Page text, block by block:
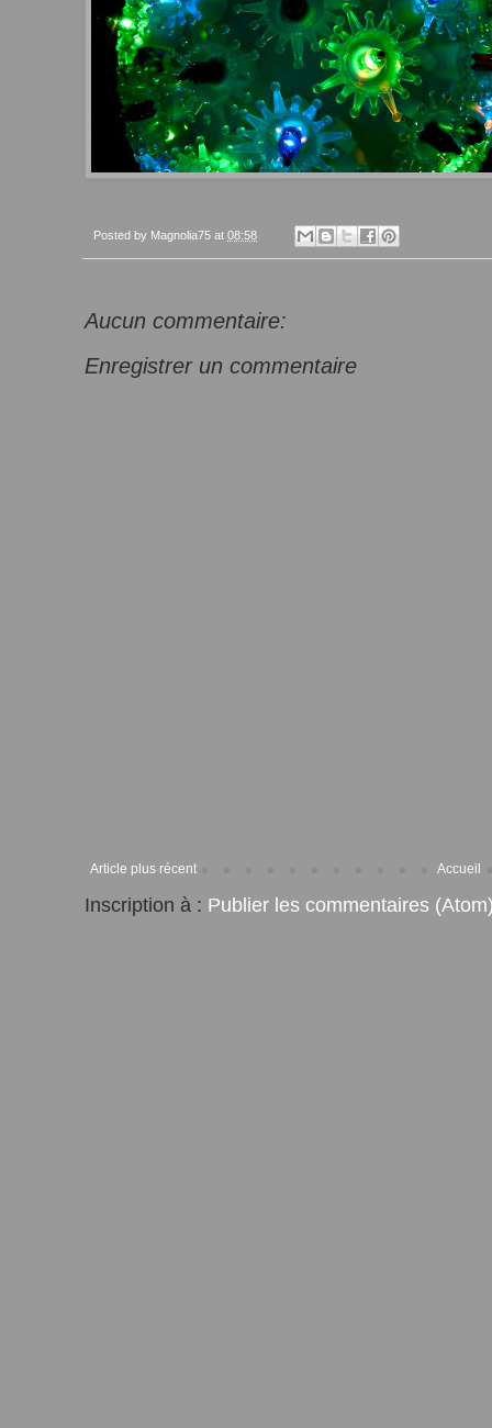
Posted by Magnolia75 at 08:58
Aucun commentaire:
Enregistrer un commentaire
Article plus récent Accueil
Inscription à : Publier les commentaires